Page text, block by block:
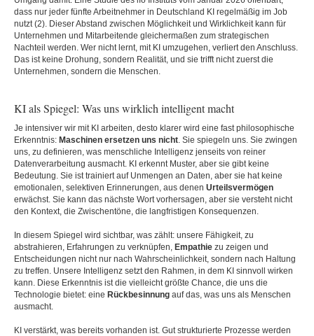
dass nur jeder fünfte Arbeitnehmer in Deutschland KI regelmäßig im Job
nutzt (2). Dieser Abstand zwischen Möglichkeit und Wirklichkeit kann für
Unternehmen und Mitarbeitende gleichermaßen zum strategischen
Nachteil werden. Wer nicht lernt, mit KI umzugehen, verliert den Anschluss.
Das ist keine Drohung, sondern Realität, und sie trifft nicht zuerst die
Unternehmen, sondern die Menschen.
KI als Spiegel: Was uns wirklich intelligent macht
Je intensiver wir mit KI arbeiten, desto klarer wird eine fast philosophische
Erkenntnis: Maschinen ersetzen uns nicht. Sie spiegeln uns. Sie zwingen
uns, zu definieren, was menschliche Intelligenz jenseits von reiner
Datenverarbeitung ausmacht. KI erkennt Muster, aber sie gibt keine
Bedeutung. Sie ist trainiert auf Unmengen an Daten, aber sie hat keine
emotionalen, selektiven Erinnerungen, aus denen Urteilsvermögen
erwächst. Sie kann das nächste Wort vorhersagen, aber sie versteht nicht
den Kontext, die Zwischentöne, die langfristigen Konsequenzen.
In diesem Spiegel wird sichtbar, was zählt: unsere Fähigkeit, zu
abstrahieren, Erfahrungen zu verknüpfen, Empathie zu zeigen und
Entscheidungen nicht nur nach Wahrscheinlichkeit, sondern nach Haltung
zu treffen. Unsere Intelligenz setzt den Rahmen, in dem KI sinnvoll wirken
kann. Diese Erkenntnis ist die vielleicht größte Chance, die uns die
Technologie bietet: eine Rückbesinnung auf das, was uns als Menschen
ausmacht.
KI verstärkt, was bereits vorhanden ist. Gut strukturierte Prozesse werden